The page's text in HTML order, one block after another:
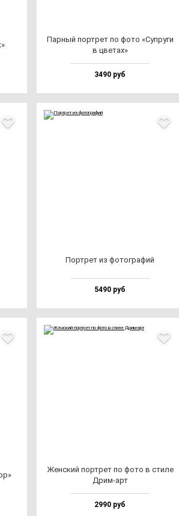
Пар­ный пор­трет по фо­то «Суп­ру­ги
в цве­тах»
3490 руб
Пор­трет из фо­тог­ра­фий
5490 руб
Жен­ский пор­трет по фо­то в сти­ле
Дрим-арт
2990 руб